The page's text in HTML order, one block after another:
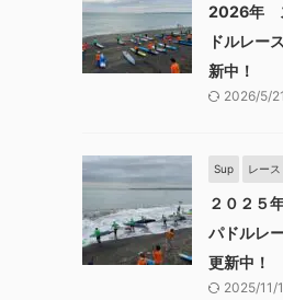
2026年
ドルレ
新中！
2026/5/21
Sup レース
２０２５
パドルレ
更新中！
2025/11/1